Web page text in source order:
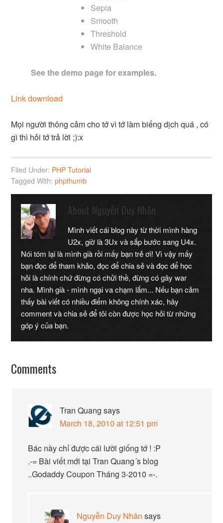
Sepia
Smooth
Threshold
White Balance
See the demo page for examples.
Link download
Mọi người thông cảm cho tớ vì tớ làm biếng dịch quá , có
gì thì hỏi tớ trả lời ;):x
Filed Under: PHP Tutorial
Tagged With:phpthumb
About Nguyễn Duy Nhân
Mình viết cái blog này từ thời mình hàng
U2x, giờ là 3Ux và sắp bước sang U4x.
Nói tóm lại là mình già rồi mấy bạn trẻ ơi! Vì vậy mấy
bạn đọc để tham khảo, đọc để chia sẻ và đọc để học
hỏi là chính chứ đừng có chửi thề, đừng có gây war
nha. Mình già - mình ngại va chạm lắm... Nếu bạn cảm
thấy bài viết có nhiều điểm không chính xác, hãy
comment và chia sẻ để tôi còn được học hỏi từ những
góp ý của bạn.
Comments
Tran Quang says
March 18, 2010 at 12:51 pm
Bác này chỉ được cái lười giống tớ ! :P
.-= Bài viết mới tại Tran Quang´s blog
..Godaddy Coupon Tháng 3-2010 =-.
Nguyễn Duy Nhân says